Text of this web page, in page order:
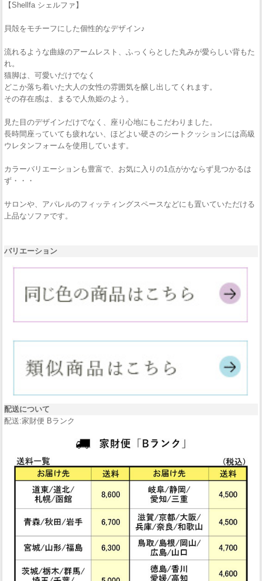
【Shellfa シェルファ】
貝殻をモチーフにした個性的なデザイン♪
流れるような曲線のアームレスト、ふっくらとした丸みが愛らしい背もた
れ。
猫脚は、可愛いだけでなく
どこか落ち着いた大人の女性の雰囲気を醸し出してくれます。
その存在感は、まるで人魚姫のよう。
見た目のデザインだけでなく、座り心地にもこだわりました。
長時間座っていても疲れない、ほどよい硬さのシートクッションには高級
ウレタンフォームを使用しています。
カラーバリエーションも豊富で、お気に入りの1点がかならず見つかるは
ず・・・
サロンや、アパレルのフィッティングスペースなどにも置いていただける
上品なソファです。
バリエーション
配送について
配送:家財便 Bランク